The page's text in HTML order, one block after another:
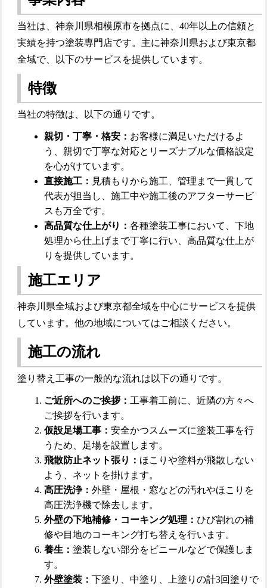
当社は、神奈川県相模原市を拠点に、40年以上の信頼と
実績を持つ塗装専門店です。主に神奈川県および東京都
全域で、以下のサービスを提供しています。
特徴
当社の特徴は、以下の通りです。
親切・丁寧・格安： お客様に満足いただけるよ
う、親切で丁寧な対応とリーズナブルな価格設定
を心がけています。
直接施工： 見積もりから施工、管理まで一貫して
代表が担当し、施工中や施工後のアフターサービ
スも万全です。
高品質な仕上がり：各種塗装工事において、下地
処理から仕上げまで丁寧に行い、高品質な仕上が
りを提供しています。
施工エリア
神奈川県全域および東京都全域を中心にサービスを提供
しています。他の地域についてはご相談ください。
施工の流れ
塗り替え工事の一般的な流れは以下の通りです。
ご近所へのご挨拶： 工事着工前に、近隣の方々へ
ご挨拶を行います。
仮設足場工事：安全かつスムーズに塗装工事を行
うため、足場を設置します。
飛散防止ネット張り： ほこりや塗料が飛散しない
よう、ネットを掛けます。
高圧洗浄：外壁・屋根・窓などの汚れやほこりを
高圧洗浄機で除去します。
外壁の下地補修・コーキング処理：ひび割れの補
修や目地のコーキング打ち替えを行います。
養生：塗装しない部分をビニールなどで保護しま
す。
外壁塗装：下塗り、中塗り、上塗りの計3回塗りで